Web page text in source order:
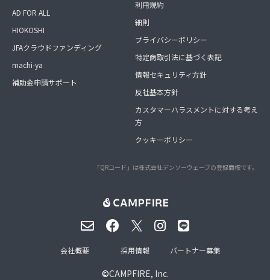
AD FOR ALL
HIOKOSHI
JFAクラウドファンディング
machi-ya
補助金申請サポート
利用規約
細則
プライバシーポリシー
特定商取引法に基づく表記
情報セキュリティ方針
反社基本方針
カスタマーハラスメントに対する考え
方
クッキーポリシー
「QRコード」は株式会社デンソーウェーブの登録商標です。
©CAMPFIRE, Inc.
会社概要 採用情報 パートナー募集